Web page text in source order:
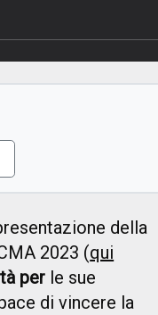
della
2023 (qui
per le sue
di vincere la